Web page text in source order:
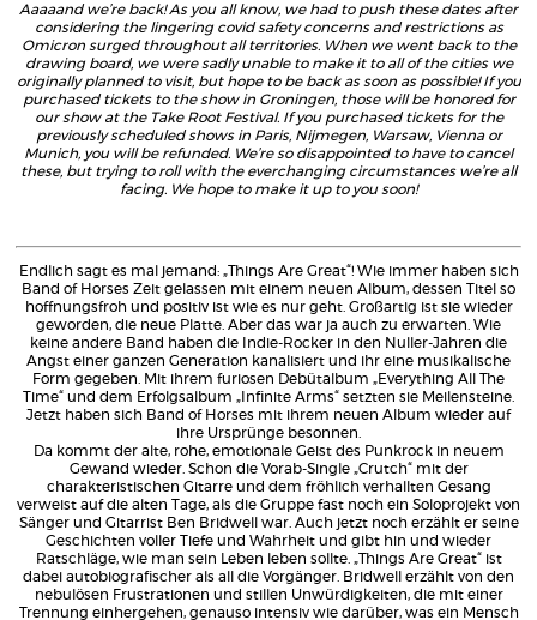
Aaaaand we’re back!As you all know, we had to push these dates after
considering the lingering covid safety concerns and restrictions as
Omicron surged throughout all territories. When we went back to the
drawing board, we were sadly unable to make it to all of the cities we
originally planned to visit, but hope to be back as soon as possible! If you
purchased tickets to the show in Groningen, those will be honored for
our show at the Take Root Festival. If you purchased tickets for the
previously scheduled shows in Paris, Nijmegen, Warsaw, Vienna or
Munich, you will be refunded. We’re so disappointed to have to cancel
these, but trying to roll with the everchanging circumstances we’re all
facing. We hope to make it up to you soon!
Endlich sagt es mal jemand: „Things Are Great“! Wie immer haben sich
Band of Horses Zeit gelassen mit einem neuen Album, dessen Titel so
hoffnungsfroh und positiv ist wie es nur geht. Großartig ist sie wieder
geworden, die neue Platte. Aber das war ja auch zu erwarten. Wie
keine andere Band haben die Indie-Rocker in den Nuller-Jahren die
Angst einer ganzen Generation kanalisiert und ihr eine musikalische
Form gegeben. Mit ihrem furiosen Debütalbum „Everything All The
Time“ und dem Erfolgsalbum „Infinite Arms“ setzten sie Meilensteine.
Jetzt haben sich Band of Horses mit ihrem neuen Album wieder auf
ihre Ursprünge besonnen.
Da kommt der alte, rohe, emotionale Geist des Punkrock in neuem
Gewand wieder. Schon die Vorab-Single „Crutch“ mit der
charakteristischen Gitarre und dem fröhlich verhallten Gesang
verweist auf die alten Tage, als die Gruppe fast noch ein Soloprojekt von
Sänger und Gitarrist Ben Bridwell war. Auch jetzt noch erzählt er seine
Geschichten voller Tiefe und Wahrheit und gibt hin und wieder
Ratschläge, wie man sein Leben leben sollte. „Things Are Great“ ist
dabei autobiografischer als all die Vorgänger. Bridwell erzählt von den
nebulösen Frustrationen und stillen Unwürdigkeiten, die mit einer
Trennung einhergehen, genauso intensiv wie darüber, was ein Mensch